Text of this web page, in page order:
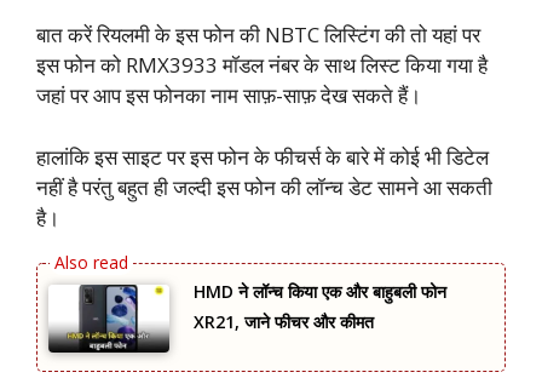
बात करें रियलमी के इस फोन की NBTC लिस्टिंग की तो यहां पर
इस फोन को RMX3933 मॉडल नंबर के साथ लिस्ट किया गया है
जहां पर आप इस फोनका नाम साफ़-साफ़ देख सकते हैं।
हालांकि इस साइट पर इस फोन के फीचर्स के बारे में कोई भी डिटेल
नहीं है परंतु बहुत ही जल्दी इस फोन की लॉन्च डेट सामने आ सकती
है।
HMD ने लॉन्च किया एक और बाहुबली फोन
XR21, जाने फीचर और कीमत